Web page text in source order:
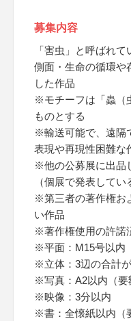
募集内容
「害虫」と呼ばれ
側面・生命の循環や
した作品
※モチーフは「蟲（
ものとする
※輸送可能で、遠隔
表現や再現性困難な
※他の公募展に出品
（個展で発表してい
※第三者の著作権お
い作品
※著作権使用の許諾
※平面：M15号以内
※立体：3辺の合計
※写真：A2以内（要
※映像：3分以内
※書：全懐紙以内（